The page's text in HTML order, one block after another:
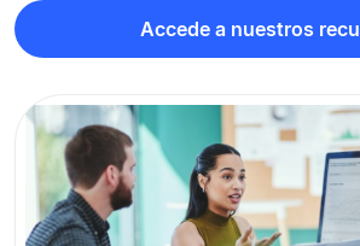
Accede a nuestros